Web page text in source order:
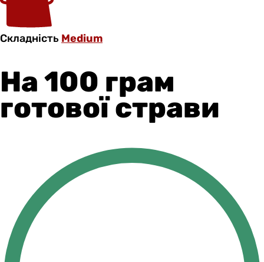
Складність Medium
На 100 грам
готової страви